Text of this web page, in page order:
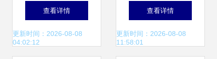
中心开业 大数据驱
动行业转型的新起
查看详情
更新时间：2026-08-08
04:02:12
易枢纽 V-Shaped
体验空间的中国本
查看详情
更新时间：2026-08-08
11:58:01